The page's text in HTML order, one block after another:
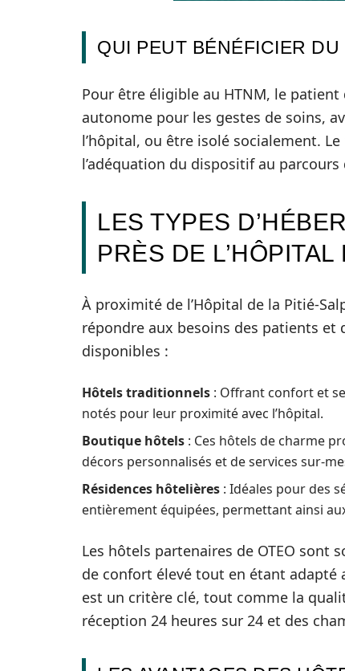
QUI PEUT BÉNÉFICIER DU
Pour être éligible au HTNM, le
autonome pour les gestes de soins,
l’hôpital, ou être isolé socialement.
l’adéquation du dispositif au
LES TYPES
PRÈS DE
À proximité de l’Hôpital de la Pitié-
répondre aux besoins des patients et
disponibles :
Hôtels traditionnels : Offrant confort et
notés pour leur proximité avec l’hôpital.
Boutique hôtels : Ces hôtels de charme
décors personnalisés et de services sur-
Résidences hôtelières : Idéales pour des
entièrement équipées, permettant ainsi
Les hôtels partenaires de OTEO sont
de confort élevé tout en étant adapté
est un critère clé, tout comme la
réception 24 heures sur 24 et des